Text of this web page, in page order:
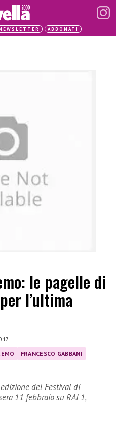
ABBONATI
le pagelle di
l’ultima
FRANCESCO GABBANI
del Festival di
11 febbraio su RAI 1,